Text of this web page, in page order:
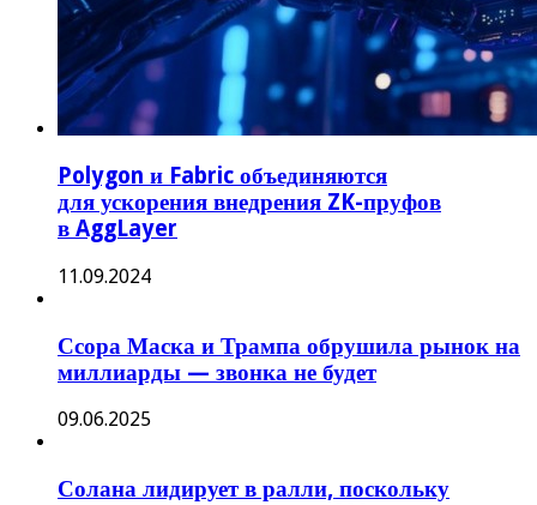
Polygon и Fabric объединяются
для ускорения внедрения ZK-пруфов
в AggLayer
11.09.2024
Ссора Маска и Трампа обрушила рынок на
миллиарды — звонка не будет
09.06.2025
Солана лидирует в ралли, поскольку